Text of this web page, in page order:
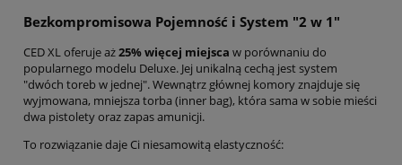
Bezkompromisowa Pojemność i System "2 w 1"
CED XL oferuje aż25% więcej miejsca w porównaniu do
popularnego modelu Deluxe. Jej unikalną cechą jest system
"dwóch toreb w jednej". Wewnątrz głównej komory znajduje się
wyjmowana, mniejsza torba (inner bag), która sama w sobie mieści
dwa pistolety oraz zapas amunicji.
To rozwiązanie daje Ci niesamowitą elastyczność: